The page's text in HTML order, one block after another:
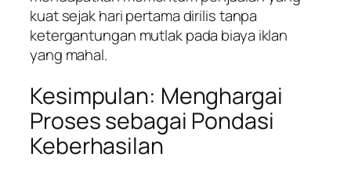
kuat sejak hari pertama dirilis tanpa
ketergantungan mutlak pada biaya iklan
yang mahal.
Kesimpulan: Menghargai
Proses sebagai Pondasi
Keberhasilan